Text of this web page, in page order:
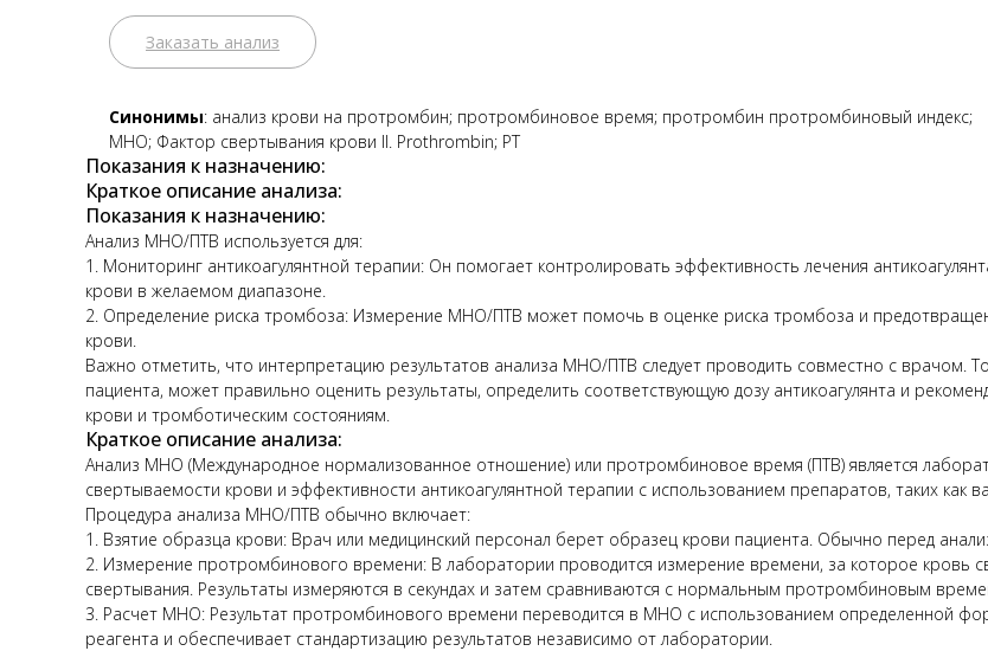
Заказать анализ
Синонимы: анализ крови на протромбин; протромбиновое время; протромбин протромбиновый индекс;
МНО; Фактор свертывания крови II. Prothrombin; PT
Показания к назначению:
Краткое описание анализа:
Показания к назначению:
Анализ МНО/ПТВ используется для:
1. Мониторинг антикоагулянтной терапии: Он помогает контролировать эффективность лечения
крови в желаемом диапазоне.
2. Определение риска тромбоза: Измерение МНО/ПТВ может помочь в оценке риска тромбоза и
крови.
Важно отметить, что интерпретацию результатов анализа МНО/ПТВ следует проводить совместно с врачом.
пациента, может правильно оценить результаты, определить соответствующую дозу антикоагулянта и
крови и тромботическим состояниям.
Краткое описание анализа:
Анализ МНО (Международное нормализованное отношение) или протромбиновое время (ПТВ) является
свертываемости крови и эффективности антикоагулянтной терапии с использованием препаратов, таких как
Процедура анализа МНО/ПТВ обычно включает:
1. Взятие образца крови: Врач или медицинский персонал берет образец крови пациента. Обычно перед
2. Измерение протромбинового времени: В лаборатории проводится измерение времени, за которое кровь
свертывания. Результаты измеряются в секундах и затем сравниваются с нормальным протромбиновым
3. Расчет МНО: Результат протромбинового времени переводится в МНО с использованием определенной
реагента и обеспечивает стандартизацию результатов независимо от лаборатории.